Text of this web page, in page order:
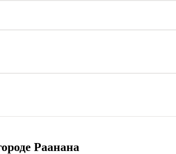
Раанана